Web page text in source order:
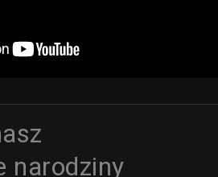
narodziny